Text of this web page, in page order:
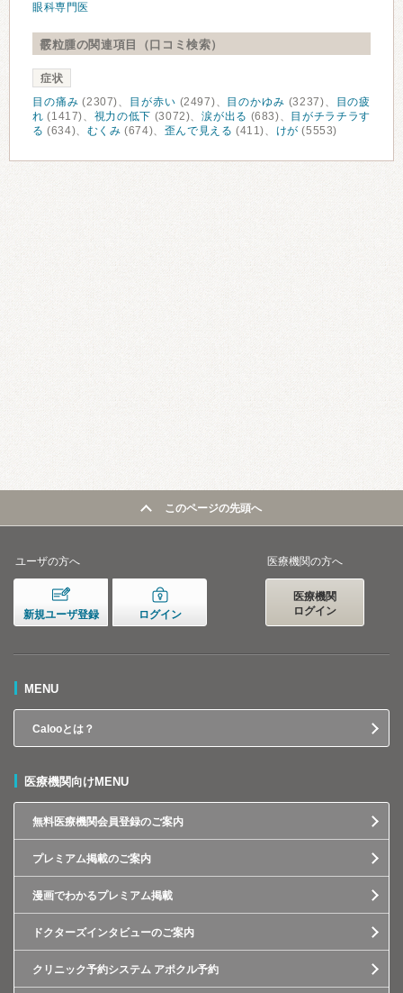
眼科専門医
霰粒腫の関連項目（口コミ検索）
症状
目の痛み (2307)、 目が赤い (2497)、 目のかゆみ (3237)、
目の疲
れ (1417)、 視力の低下 (3072)、涙が出る (683)、
目がチラチラす
る (634)、 むくみ (674)、 歪んで見える (411)、 けが (5553)
このページの先頭へ
ユーザの方へ
新規ユーザ登録 ログイン
医療機関の方へ
医療機関
ログイン
MENU
Calooとは？
医療機関向けMENU
無料医療機関会員登録のご案内
プレミアム掲載のご案内
漫画でわかるプレミアム掲載
ドクターズインタビューのご案内
クリニック予約システム アポクル予約